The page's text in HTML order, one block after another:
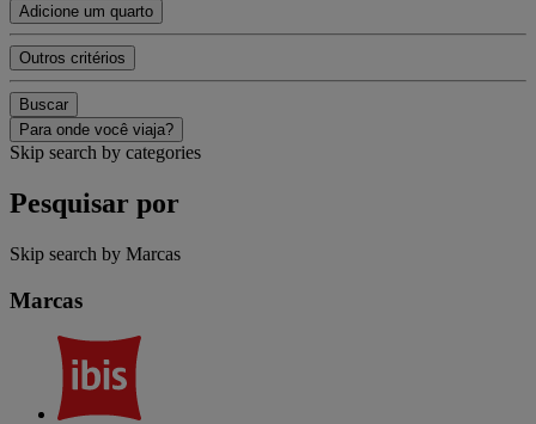
Adicione um quarto
Outros critérios
Buscar
Para onde você viaja?
Skip search by categories
Pesquisar por
Skip search by Marcas
Marcas